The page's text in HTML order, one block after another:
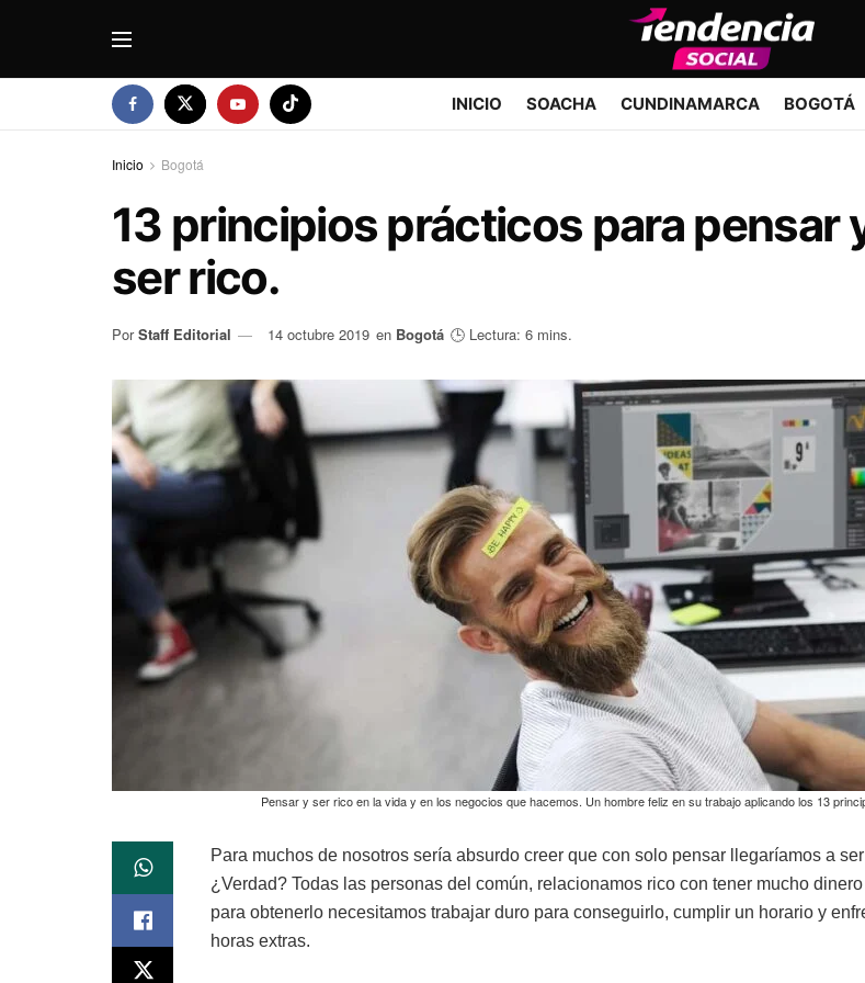
INICIO SOACHA CUNDINAMARCA BOGOTÁ
Inicio Bogotá
13 principios prácticos para pensar
ser rico.
Por Staff Editorial 14 octubre 2019 en Bogotá 🕒 Lectura: 6 mins.
Pensar y ser rico en la vida y en los negocios que hacemos. Un hombre feliz en su trabajo aplicando los 13
Para muchos de nosotros sería absurdo creer que con solo pensar llegaríamos a
¿Verdad? Todas las personas del común, relacionamos rico con tener mucho
para obtenerlo necesitamos trabajar duro para conseguirlo, cumplir un horario y
horas extras.